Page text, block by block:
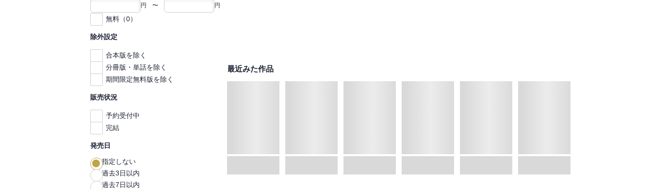
円 〜 円
無料（0）
除外設定
合本版を除く
分冊版・単話を除く
期間限定無料版を除く
販売状況
予約受付中
完結
発売日
指定しない
過去3日以内
過去7日以内
最近みた作品